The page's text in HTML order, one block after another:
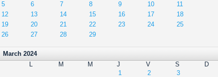
5
6 7 8 9 10
11
12
13 14 15 16 17
18
19
20 21 22 23 24
25
26
27 28 29
March 2024
L
M M J V S
D
1
2
3